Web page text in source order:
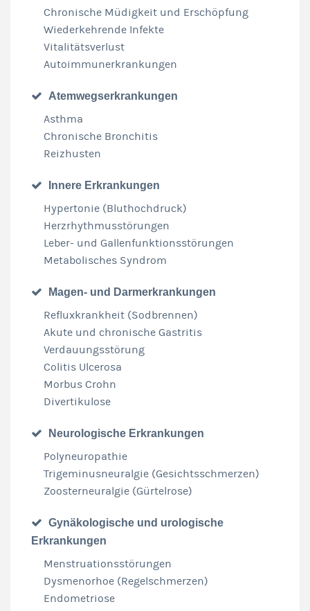
Chronische Müdigkeit und Erschöpfung
Wiederkehrende Infekte
Vitalitätsverlust
Autoimmunerkrankungen
Atemwegserkrankungen
Asthma
Chronische Bronchitis
Reizhusten
Innere Erkrankungen
Hypertonie (Bluthochdruck)
Herzrhythmusstörungen
Leber- und Gallenfunktionsstörungen
Metabolisches Syndrom
Magen- und Darmerkrankungen
Refluxkrankheit (Sodbrennen)
Akute und chronische Gastritis
Verdauungsstörung
Colitis Ulcerosa
Morbus Crohn
Divertikulose
Neurologische Erkrankungen
Polyneuropathie
Trigeminusneuralgie (Gesichtsschmerzen)
Zoosterneuralgie (Gürtelrose)
Gynäkologische und urologische
Erkrankungen
Menstruationsstörungen
Dysmenorhoe (Regelschmerzen)
Endometriose